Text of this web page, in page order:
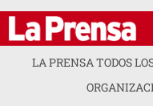
LA PRENSA TODOS